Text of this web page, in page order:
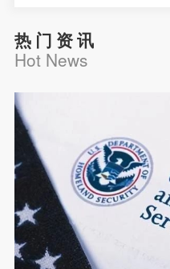
热门资讯
Hot News